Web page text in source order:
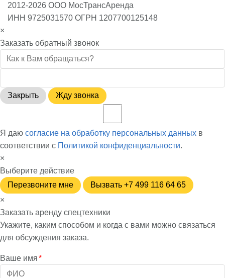
2012-2026 ООО МосТрансАренда
ИНН 9725031570 ОГРН 1207700125148
×
Заказать обратный звонок
Закрыть Жду звонка
Я даю согласие на обработку персональных данных в
соответствии с Политикой конфиденциальности.
×
Выберите действие
Перезвоните мне
Вызвать +7 499 116 64 65
×
Заказать аренду спецтехники
Укажите, каким способом и когда с вами можно связаться
для обсуждения заказа.
Ваше имя*